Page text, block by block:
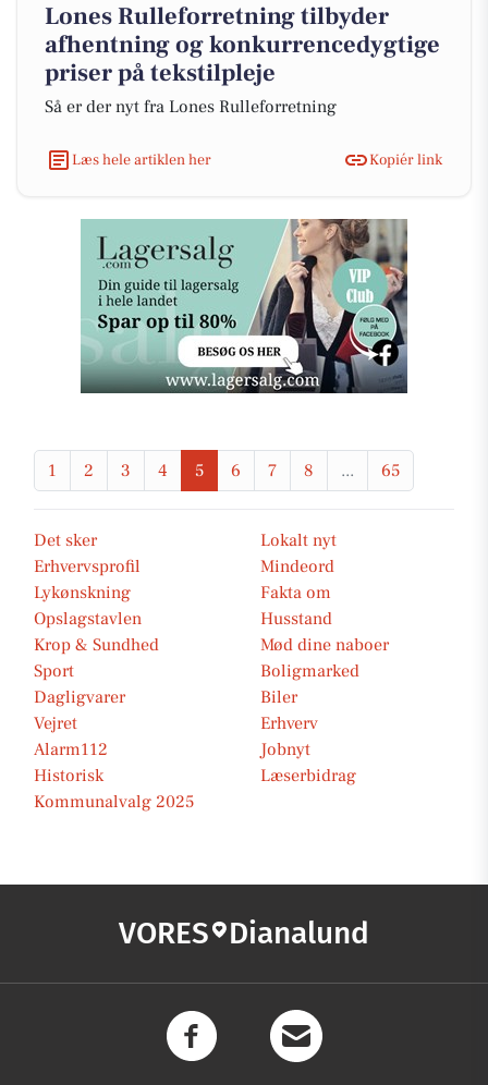
Lones Rulleforretning tilbyder
afhentning og konkurrencedygtige
priser på tekstilpleje
Så er der nyt fra Lones Rulleforretning
Læs hele artiklen her Kopiér link
1 2 3 4 5 6 7 8 ... 65
Det sker
Lokalt nyt
Erhvervsprofil
Mindeord
Lykønskning
Fakta om
Opslagstavlen
Husstand
Krop & Sundhed
Mød dine naboer
Sport
Boligmarked
Dagligvarer
Biler
Vejret
Erhverv
Alarm112
Jobnyt
Historisk
Læserbidrag
Kommunalvalg 2025
VORES Dianalund